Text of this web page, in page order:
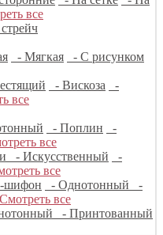
все
- Мягкая
- С рисунком
- Вискоза
-
все
- Поплин
-
все
- Искусственный
-
все
шифон - Однотонный
-
Смотреть все
- Принтованный